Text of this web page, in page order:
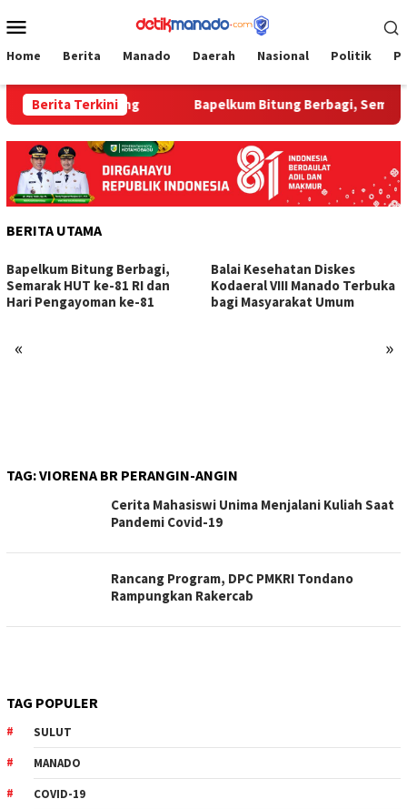
ke
Mobile
Home Berita Manado Daerah Nasional Politik
Berita Terkini
Bapelkum Bitung ‎Bapelkum Bitung Berbagi, Semarak
BERITA UTAMA
« »
‎Bapelkum Bitung Berbagi,
Semarak HUT ke-81 RI dan
Hari Pengayoman ke-81
Balai Kesehatan Diskes
Kodaeral VIII Manado Terbuka
bagi Masyarakat Umum
TAG:VIORENA BR PERANGIN-ANGIN
Cerita Mahasiswi Unima Menjalani Kuliah Saat
Pandemi Covid-19
Rancang Program, DPC PMKRI Tondano
Rampungkan Rakercab
TAG POPULER
SULUT
MANADO
COVID-19